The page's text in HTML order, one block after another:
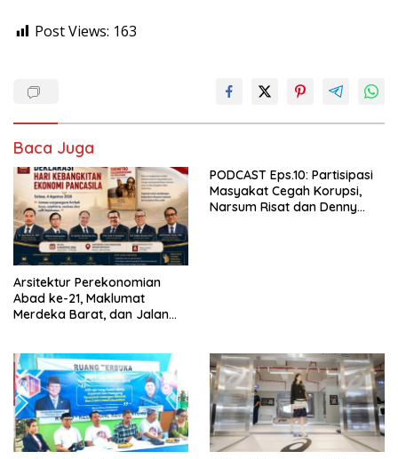
Post Views: 163
Baca Juga
Arsitektur Perekonomian
Abad ke-21, Maklumat
Merdeka Barat, dan Jalan
PODCAST Eps.10: Partisipasi
Masyakat Cegah Korupsi,
Narsum Risat dan Denny